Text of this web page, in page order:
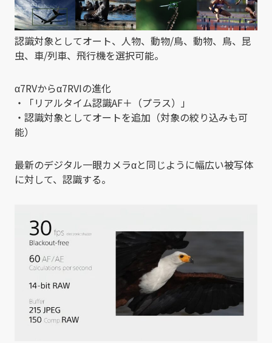
認識対象としてオート、人物、動物/鳥、動物、鳥、昆
虫、車/列車、飛行機を選択可能。
α7RVからα7RVIの進化
・「リアルタイム認識AF＋（プラス）」
・認識対象としてオートを追加（対象の絞り込みも可
能）
最新のデジタル一眼カメラαと同じように幅広い被写体
に対して、認識する。